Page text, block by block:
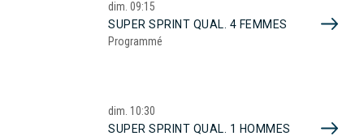
dim. 09:15
SUPER SPRINT QUAL. 4 FEMMES
Programmé
dim. 10:30
SUPER SPRINT QUAL. 1 HOMMES